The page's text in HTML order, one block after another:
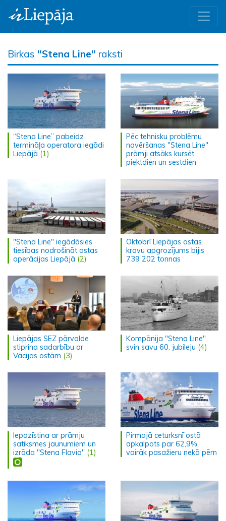
Birkas "Stena Line" raksti
“Stena Line” pabeidz
termināļa operatora iegādi
Liepājā (1)
Pēc tehnisku problēmu
novēršanas "Stena Line"
prāmji atsāks kursēt
piektdien un sestdien
"Stena Line" iegādāsies
tiesības nodrošināt ostas
operācijas Liepājā (2)
Oktobrī Liepājas ostas
kravu apgrozījums bijis
739 202 tonnas
Liepājas SEZ pārvalde
stiprina sadarbību ar
Vācijas ostām (3)
Kompānija "Stena Line"
svin savu 60. jubileju (4)
Iepazīstina ar prāmju
satiksmes jaunumiem un
izrāda "Stena Flavia" (1)
Pirmajā ceturksnī ostā
apkalpots par 62,9%
vairāk pasažieru nekā pērn